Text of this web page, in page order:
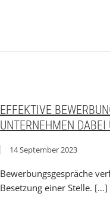
EFFEKTIVE
UNTERNEHMEN
14 September 2023
Bewerbungsgespräche
Besetzung einer Stelle. […]